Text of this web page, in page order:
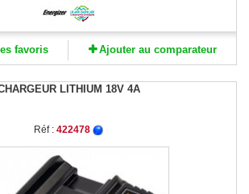
favoris Ajouter au comparateur
LITHIUM 18V 4A
Réf : 422478